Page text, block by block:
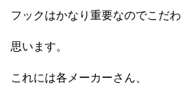
フックはかなり重要なのでこだ
思います。
これには各メーカーさん、